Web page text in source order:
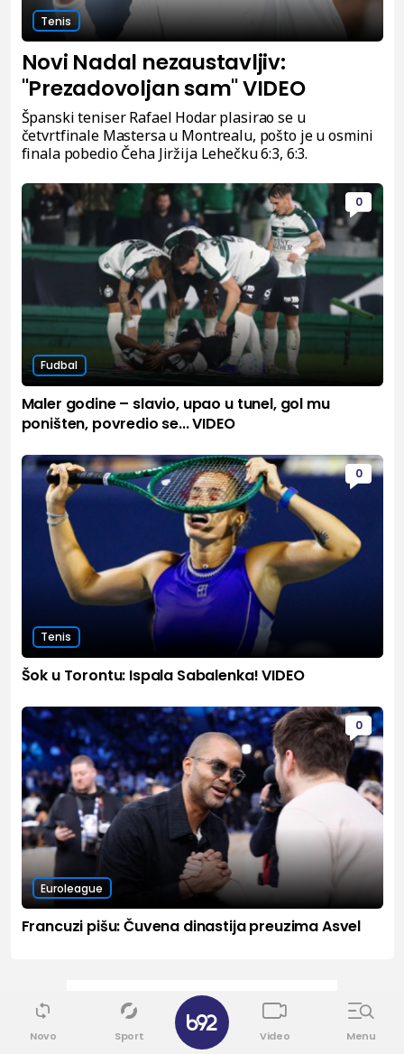
Tenis
Novi Nadal nezaustavljiv:
"Prezadovoljan sam" VIDEO
Španski teniser Rafael Hodar plasirao se u
četvrtfinale Mastersa u Montrealu, pošto je u osmini
finala pobedio Čeha Jiržija Lehečku 6:3, 6:3.
0
Fudbal
Maler godine – slavio, upao u tunel, gol mu
poništen, povredio se... VIDEO
0
Tenis
Šok u Torontu: Ispala Sabalenka! VIDEO
0
Euroleague
Francuzi pišu: Čuvena dinastija preuzima Asvel
Novo Sport Video Menu
✕